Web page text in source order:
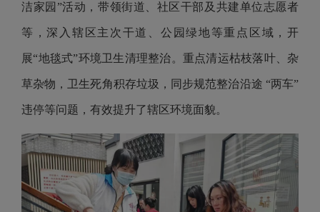
洁家园”活动，带领街道、社区干部及共建单位志愿者
等，深入辖区主次干道、公园绿地等重点区域，开
展“地毯式”环境卫生清理整治。重点清运枯枝落叶、杂
草杂物，卫生死角积存垃圾，同步规范整治沿途 “两车”
违停等问题，有效提升了辖区环境面貌。